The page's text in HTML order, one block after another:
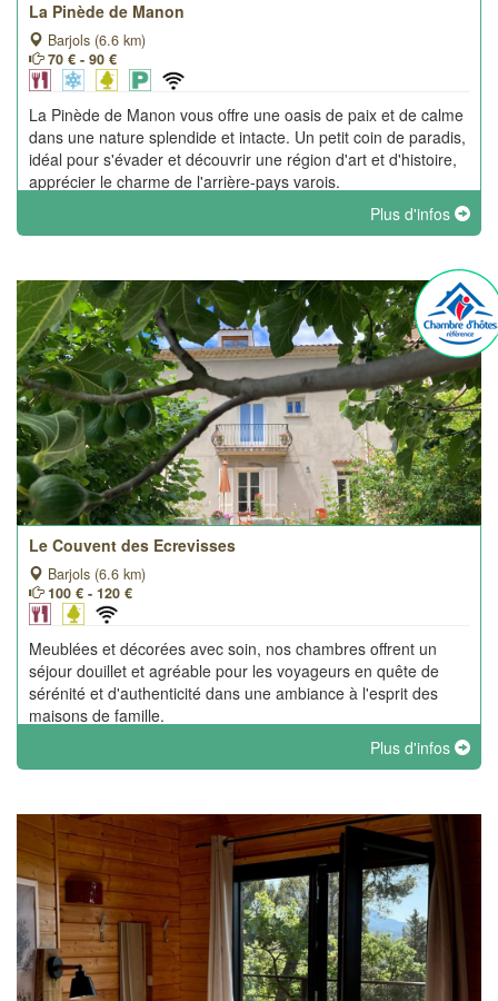
La Pinède de Manon
Barjols (6.6 km)
70 € - 90 €
La Pinède de Manon vous offre une oasis de paix et de calme
dans une nature splendide et intacte. Un petit coin de paradis,
idéal pour s'évader et découvrir une région d'art et d'histoire,
apprécier le charme de l'arrière-pays varois.
Plus d'infos
Le Couvent des Ecrevisses
Barjols (6.6 km)
100 € - 120 €
Meublées et décorées avec soin, nos chambres offrent un
séjour douillet et agréable pour les voyageurs en quête de
sérénité et d'authenticité dans une ambiance à l'esprit des
maisons de famille.
Plus d'infos